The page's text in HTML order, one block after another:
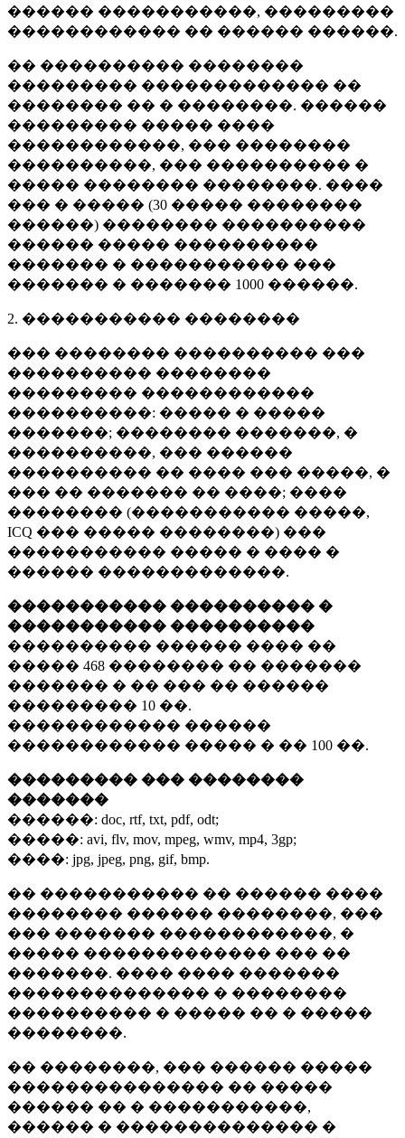
������ �����������, ���������
������������ �� ������ ������.
�� ���������� ��������
��������� ������������� ��
�������� �� � ��������. ������
��������� ����� ����
������������, ��� ��������
����������, ��� ���������� �
����� �������� ��������. ����
��� � ����� (30 ����� ��������
������) �������� ����������
������ ����� ����������
������� � ����������� ���
������� � ������� 1000 ������.
2. ����������� ��������
��� �������� ���������� ���
���������� ��������
��������� ������������
����������: ����� � �����
�������; �������� �������, �
����������, ��� ������
���������� �� ���� ��� �����, �
��� �� ������� �� ����; ����
�������� (����������� �����,
ICQ ��� ����� ��������) ���
����������� ����� � ���� �
������ �������������.
����������� ���������� �
����������� ����������
���������� ������ ���� ��
����� 468 �������� �� �������
������� � �� ��� �� ������
��������� 10 ��.
������������ ������
������������ ����� � �� 100 ��.
��������� ��� ��������
�������
������: doc, rtf, txt, pdf, odt;
�����: avi, flv, mov, mpeg, wmv, mp4, 3gp;
����: jpg, jpeg, png, gif, bmp.
�� ����������� �� ������ ����
�������� ������ ��������, ���
��� ������� ������������, �
����� ������������� ��� ��
�������. ���� ���� �������
�������������� � ��������
���������� � ����� �� � �����
��������.
�� ��������, ��� ������ �����
��������������� �� �����
������ �� � �����������,
������ � �������������� �